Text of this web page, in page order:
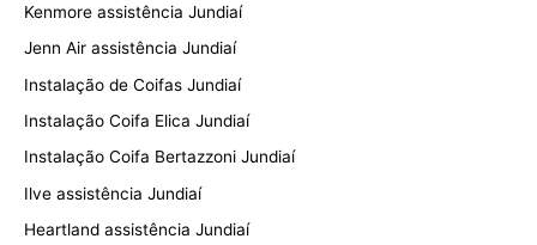
Kenmore assistência Jundiaí
Jenn Air assistência Jundiaí
Instalação de Coifas Jundiaí
Instalação Coifa Elica Jundiaí
Instalação Coifa Bertazzoni Jundiaí
Ilve assistência Jundiaí
Heartland assistência Jundiaí